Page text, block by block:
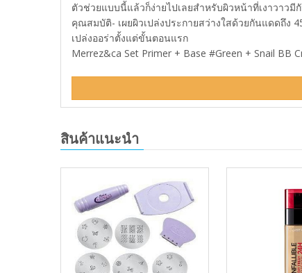
ตัวช่วยแบบนี้แล้วก็ง่ายไปเลยสำหรับผิวหน้าที่เงาวาวมี
คุณสมบัติ- เผยผิวเปล่งประกายสว่างใสด้วยกันแดดถึง
เปล่งออร่าตั้งแต่ขั้นตอนแรก
Merrez&ca Set Primer + Base #Green + Snail
สินค้าแนะนำ